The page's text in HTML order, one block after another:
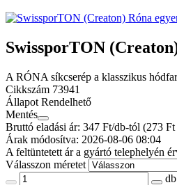
SwissporTON
A RÓNA síkcserép a klasszikus
Cikkszám 73941
Állapot Rendelhető
Mentés
Bruttó eladási ár: 347 Ft/db-tól (273
Árak módosítva: 2026-08-06 08:04
A feltüntetett ár a gyártó telephelyén
Válasszon méretet
db